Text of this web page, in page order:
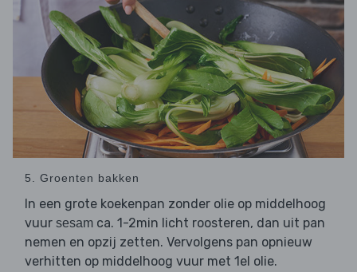
5. Groenten bakken
In een grote koekenpan zonder olie op middelhoog
vuur sesam ca. 1-2min licht roosteren, dan uit pan
nemen en opzij zetten. Vervolgens pan opnieuw
verhitten op middelhoog vuur met 1el olie.